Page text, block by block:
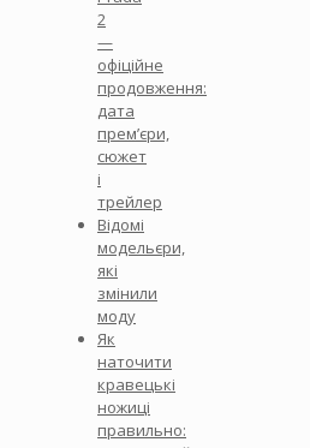
2
—
офіційне
продовження:
дата
прем’єри,
сюжет
і
трейлер
Відомі
модельєри,
які
змінили
моду
Як
наточити
кравецькі
ножиці
правильно: